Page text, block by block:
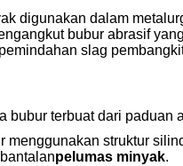
digunakan dalam
bubur abrasif
slag
bubur terbuat dari
menggunakan struktur
pelumas minyak.